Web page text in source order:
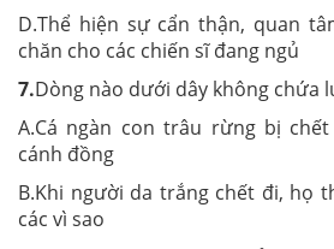
D.Thể hiện sự cẩn thận, quan
chăn cho các chiến sĩ đang ngủ
7.Dòng nào dưới dây không chứa
A.Cá ngàn con trâu rừng bị
cánh đồng
B.Khi người da trắng chết đi, họ
các vì sao